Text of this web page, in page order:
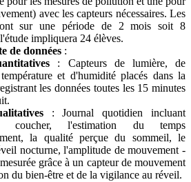
avec les capteurs nécessaires. Les
sur une période de 2 mois soit 8
impliquera 24 élèves.
de données :
: Capteurs de lumière, de
et d'humidité placés dans la
les données toutes les 15 minutes
: Journal quotidien incluant
coucher, l'estimation du temps
la qualité perçue du sommeil, le
nocturne, l'amplitude de mouvement -
grâce à un capteur de mouvement
du bien-être et de la vigilance au réveil.